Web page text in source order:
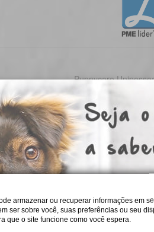
Puppycare
a fórmula Royal Canin
Royal Canin para cão ou gato
para uma alimentação diária
escolher a alimentação
armazenar ou recuperar informações em
ser sobre você, suas preferências ou seu
que o site funcione como você espera.